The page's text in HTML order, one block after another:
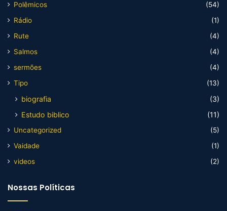
Polêmicos
(54)
Rádio
(1)
Rute
(4)
Salmos
(4)
sermões
(4)
Tipo
(13)
biografia
(3)
Estudo biblico
(11)
Uncategorized
(5)
Vaidade
(1)
videos
(2)
Nossas Políticas